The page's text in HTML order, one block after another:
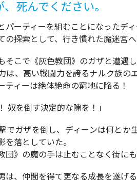
死んでください。
パーティーを組むことになったディ
の探索として、行き慣れた魔迷宮へ
そこで《灰色教団》のガザと遭遇
は、高い戦闘力を誇るナルク族の
ティーは絶体絶命の窮地に陥る！
奴を倒す決定的な隙を！」
でガザを倒し、ディーンは何とか
を落としていた。
団》の魔の手は止むことなく街にも
は、仲間を得て更なる成長を遂げる